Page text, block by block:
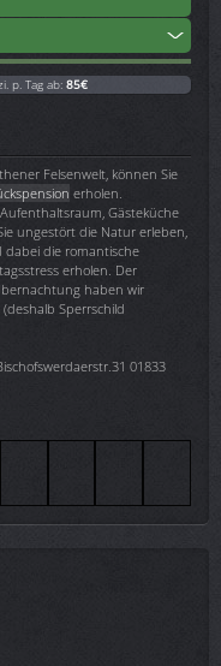
p. Tag ab: 85€
Felsenwelt, können Sie
erholen.
Gästeküche
ungestört die Natur erleben,
die romantische
erholen. Der
haben wir
Sperrschild
01833